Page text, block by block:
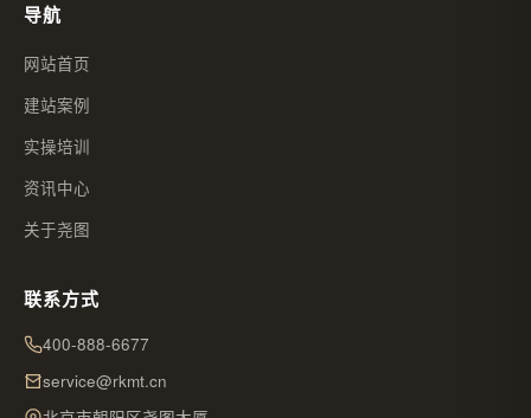
导航
网站首页
建站案例
实操培训
资讯中心
关于尧图
联系方式
400-888-6677
service@rkmt.cn